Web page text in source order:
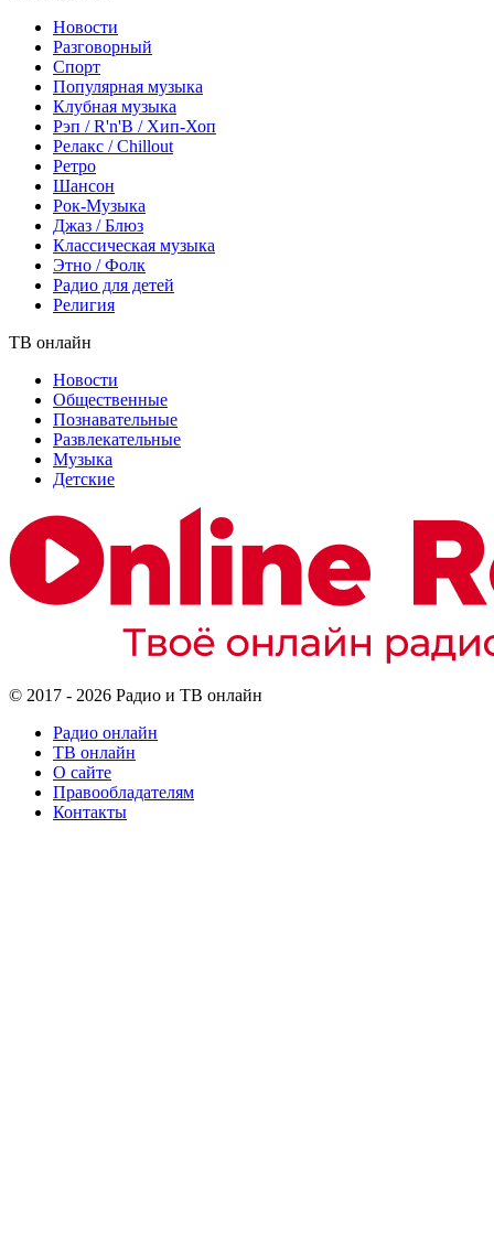
Новости
Разговорный
Спорт
Популярная музыка
Клубная музыка
Рэп / R'n'B / Хип-Хоп
Релакс / Chillout
Ретро
Шансон
Рок-Музыка
Джаз / Блюз
Классическая музыка
Этно / Фолк
Радио для детей
Религия
ТВ онлайн
Новости
Общественные
Познавательные
Развлекательные
Музыка
Детские
© 2017 - 2026 Радио и ТВ онлайн
Радио онлайн
ТВ онлайн
О сайте
Правообладателям
Контакты